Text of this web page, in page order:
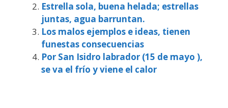
Estrella sola, buena helada; estrellas
juntas, agua barruntan.
Los malos ejemplos e ideas, tienen
funestas consecuencias
Por San Isidro labrador (15 de mayo ),
se va el frío y viene el calor